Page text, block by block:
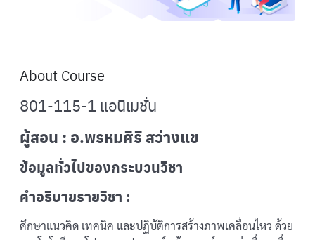
About Course
801-115-1 แอนิเมชั่น
ผู้สอน : อ.พรหมศิริ สว่างแข
ข้อมูลทั่วไปของกระบวนวิชา
คำอธิบายรายวิชา :
ศึกษาแนวคิด เทคนิค และปฏิบัติการสร้างภาพเคลื่อนไหว ด้วย